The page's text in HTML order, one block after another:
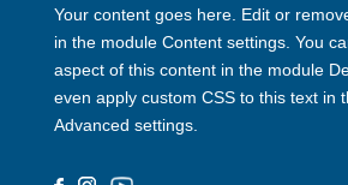
Your content goes here. Edit or
in the module Content settings. You
aspect of this content in the module
even apply custom CSS to this text in
Advanced settings.